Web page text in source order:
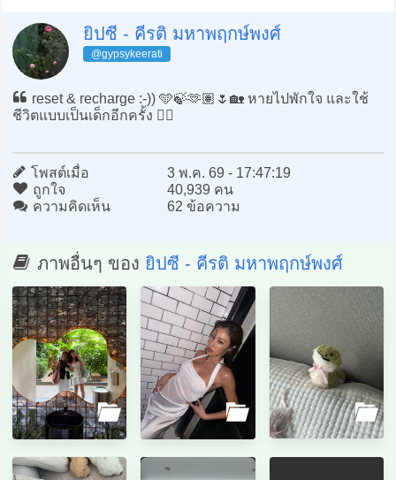
ยิปซี - คีรติ มหาพฤกษ์พงศ์
@gypsykeerati
reset & recharge :-)) 🩵🍃🫶🏽🌷🏡 หายไปพักใจ และใช้
ชีวิตแบบเป็นเด็กอีกครั้ง ✌🏽
โพสต์เมื่อ
3 พ.ค. 69 - 17:47:19
ถูกใจ
40,939 คน
ความคิดเห็น
62 ข้อความ
ภาพอื่นๆ ของ ยิปซี - คีรติ มหาพฤกษ์พงศ์